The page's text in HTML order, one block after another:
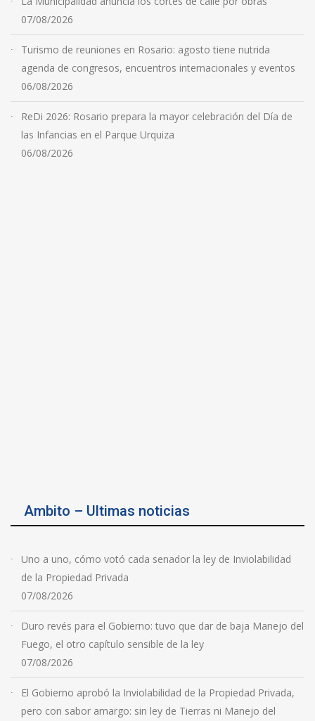
07/08/2026
Turismo de reuniones en Rosario: agosto tiene nutrida
agenda de congresos, encuentros internacionales y eventos
06/08/2026
ReDi 2026: Rosario prepara la mayor celebración del Día de
las Infancias en el Parque Urquiza
06/08/2026
Ambito – Ultimas noticias
Uno a uno, cómo votó cada senador la ley de Inviolabilidad
de la Propiedad Privada
07/08/2026
Duro revés para el Gobierno: tuvo que dar de baja Manejo del
Fuego, el otro capítulo sensible de la ley
07/08/2026
El Gobierno aprobó la Inviolabilidad de la Propiedad Privada,
pero con sabor amargo: sin ley de Tierras ni Manejo del